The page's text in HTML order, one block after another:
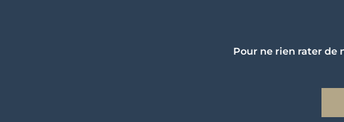
Pour ne rien rater de